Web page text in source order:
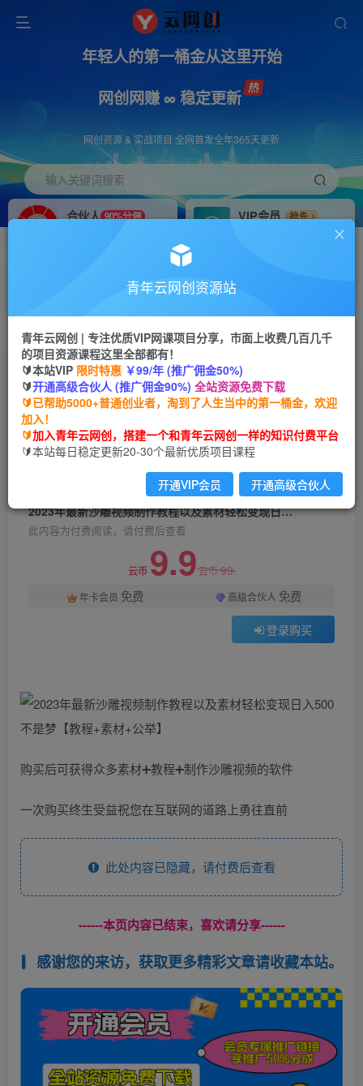
年轻人的第一桶金从这里开始
网创网赚 ∞ 稳定更新
网创资源 & 实战项目 全网首发全年365天更新
输入关键词搜索
合伙人 90%分佣
VIP会员
抢先
搭建同款网站，自己当老板
首页 创业课程 会员免费 正文
2023年最新沙雕视频制作教程以及素材轻松变现
日入500不是梦【教程+素材+公举】
青年云网创
2年前发布
关注 私信
2023年最新沙雕视频制作教程以及素材轻松变现日入500不是梦【教程+素材+公举】
此内容为付费阅读，请付费后查看
云币 9.9云币99
年卡会员 免费 高级合伙人 免费
登录购买
已售 1
购买后可获得众多素材➕教程➕制作沙雕视频的软件
一次购买终生受益祝您在互联网的道路上勇往直前
此处内容已隐藏，请付费后查看
------本页内容已结束，喜欢请分享------
感谢您的来访，获取更多精彩文章请收藏本站。
青年云网创资源站
青年云网创 | 专注优质VIP网课项目分享，市面上收费几百几千
的项目资源课程这里全部都有！
🔰本站VIP 限时特惠 ￥99/年 (推广佣金50%)
🔰开通高级合伙人 (推广佣金90%) 全站资源免费下载
🔰已帮助5000+普通创业者，淘到了人生当中的第一桶金，欢迎
加入！
🔰加入青年云网创，搭建一个和青年云网创一样的知识付费平台
🔰本站每日稳定更新20-30个最新优质项目课程
开通VIP会员 开通高级合伙人